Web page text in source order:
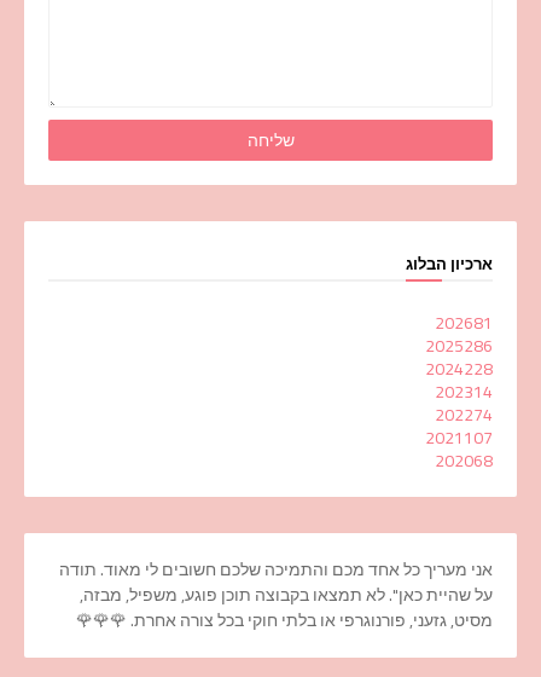
ארכיון הבלוג
202681
2025286
2024228
202314
202274
2021107
202068
אני מעריך כל אחד מכם והתמיכה שלכם חשובים לי מאוד. תודה
על שהיית כאן". לא תמצאו בקבוצה תוכן פוגע, משפיל, מבזה,
מסיט, גזעני, פורנוגרפי או בלתי חוקי בכל צורה אחרת. 🌹🌹🌹